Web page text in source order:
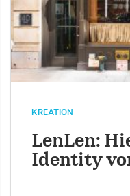
KREATION
LenLen:
Identity